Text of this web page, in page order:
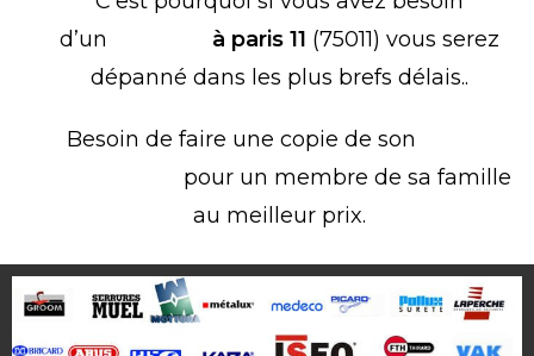
d’un
à paris 11 (75011) vous serez
dépanné dans les plus brefs délais..
Besoin de faire une copie de son
pour un membre de sa famille
au meilleur prix.